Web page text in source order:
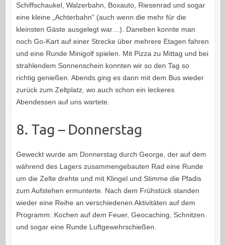
Schiffschaukel, Walzerbahn, Boxauto, Riesenrad und sogar
eine kleine „Achterbahn“ (auch wenn die mehr für die
kleinsten Gäste ausgelegt war…). Daneben konnte man
noch Go-Kart auf einer Strecke über mehrere Etagen fahren
und eine Runde Minigolf spielen. Mit Pizza zu Mittag und bei
strahlendem Sonnenschein konnten wir so den Tag so
richtig genießen. Abends ging es dann mit dem Bus wieder
zurück zum Zeltplatz, wo auch schon ein leckeres
Abendessen auf uns wartete.
8. Tag – Donnerstag
Geweckt wurde am Donnerstag durch George, der auf dem
während des Lagers zusammengebauten Rad eine Runde
um die Zelte drehte und mit Klingel und Stimme die Pfadis
zum Aufstehen ermunterte. Nach dem Frühstück standen
wieder eine Reihe an verschiedenen Aktivitäten auf dem
Programm: Kochen auf dem Feuer, Geocaching, Schnitzen
und sogar eine Runde Luftgewehrschießen.